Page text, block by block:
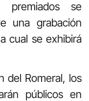
premiados se
una grabación
cual se exhibirá
del Romeral, los
públicos en